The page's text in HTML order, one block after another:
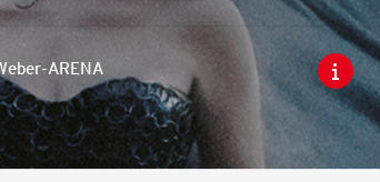
ARENA